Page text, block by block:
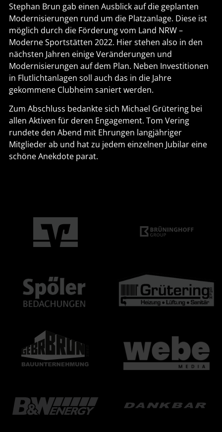
Stephan Brun gab einen Ausblick auf die geplanten
Modernisierungen rund um die Platzanlage. Diese ist
möglich durch die Förderung vom Land NRW –
Moderne Sportstätten 2022. Hier stehen also in den
nächsten Jahren einige Veränderungen und
Modernisierungen auf dem Plan. Neben Investitionen
in Flutlichtanlagen soll auch das in die Jahre
gekommene Clubheim saniert werden.
Zum Abschluss bedankte sich Michael Grütering bei
allen Aktiven für deren Engagement. Tom Vering
rundete den Abend mit Ehrungen langjähriger
Mitglieder ab und hat zu jedem einzelnen Jubilar eine
schöne Anekdote parat.